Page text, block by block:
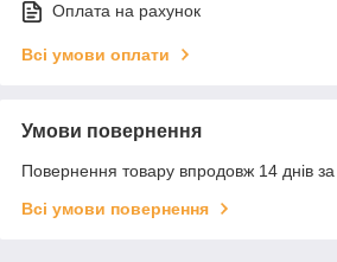
Оплата на рахунок
Всі умови оплати
Умови повернення
Повернення товару впродовж 14 днів
Всі умови повернення